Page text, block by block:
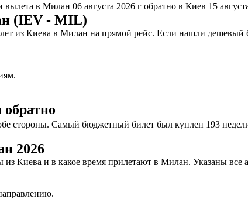
в Милан 06 августа 2026 г обратно в Киев 15
(IEV - MIL)
из Киева в Милан на прямой рейс. Если нашли дешевый
стороны. Самый бюджетный билет был куплен 193
2026
из Киева и в какое время прилетают в Милан. Указаны